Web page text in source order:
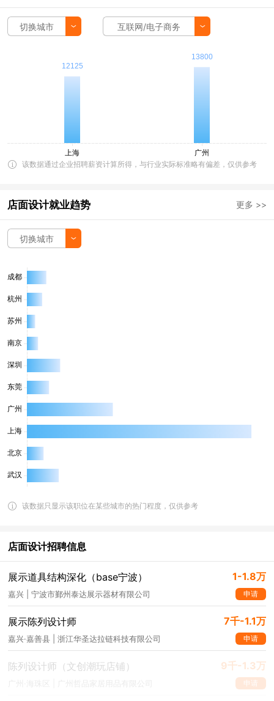
切换城市 互联网/电子商务
该数据通过企业招聘薪资计算所得，与行业实际标准略有偏差，仅供参考
店面设计就业趋势 更多 >>
切换城市
该数据只显示该职位在某些城市的热门程度，仅供参考
店面设计招聘信息
展示道具结构深化（base宁波） 1-1.8万
嘉兴 | 宁波市鄞州泰达展示器材有限公司 申请
展示陈列设计师 7千-1.1万
嘉兴·嘉善县 | 浙江华圣达拉链科技有限公司 申请
陈列设计师（文创潮玩店铺） 9千-1.3万
申请